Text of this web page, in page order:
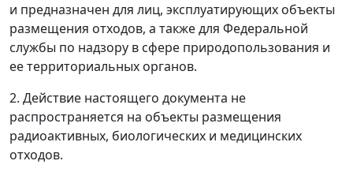
и предназначен для лиц, эксплуатирующих объекты
размещения отходов, а также для Федеральной
службы по надзору в сфере природопользования и
ее территориальных органов.
2. Действие настоящего документа не
распространяется на объекты размещения
радиоактивных, биологических и медицинских
отходов.